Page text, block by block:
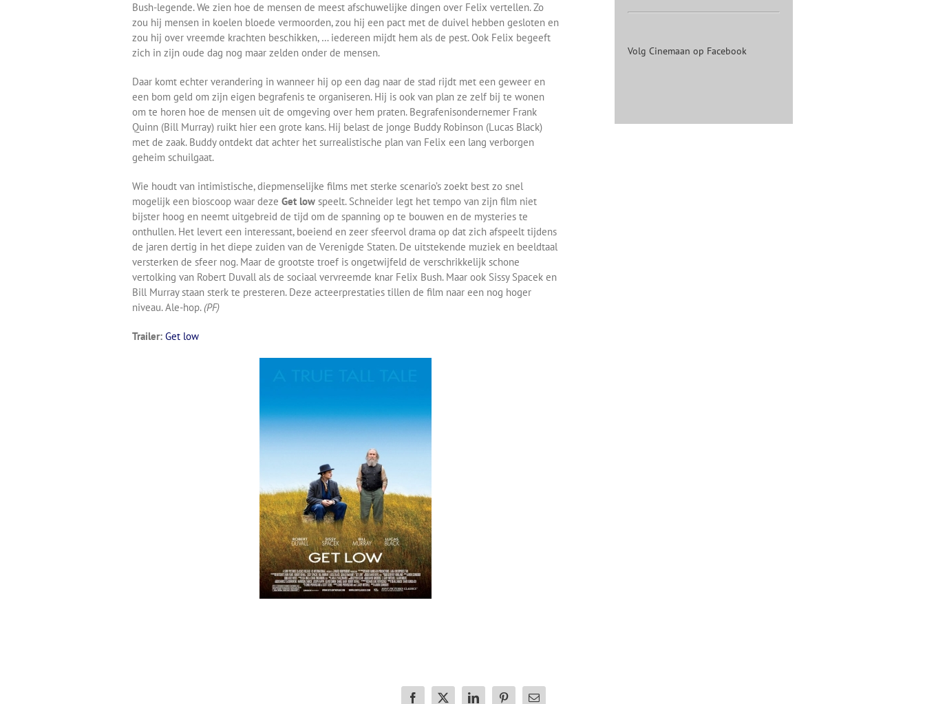
Bush-legende. We zien hoe de mensen de meest afschuwelijke dingen over Felix vertellen. Zo
zou hij mensen in koelen bloede vermoorden, zou hij een pact met de duivel hebben gesloten en
zou hij over vreemde krachten beschikken, … iedereen mijdt hem als de pest. Ook Felix begeeft
zich in zijn oude dag nog maar zelden onder de mensen.
Daar komt echter verandering in wanneer hij op een dag naar de stad rijdt met een geweer en
een bom geld om zijn eigen begrafenis te organiseren. Hij is ook van plan ze zelf bij te wonen
om te horen hoe de mensen uit de omgeving over hem praten. Begrafenisondernemer Frank
Quinn (Bill Murray) ruikt hier een grote kans. Hij belast de jonge Buddy Robinson (Lucas Black)
met de zaak. Buddy ontdekt dat achter het surrealistische plan van Felix een lang verborgen
geheim schuilgaat.
Wie houdt van intimistische, diepmenselijke films met sterke scenario’s zoekt best zo snel
mogelijk een bioscoop waar deze Get low speelt. Schneider legt het tempo van zijn film niet
bijster hoog en neemt uitgebreid de tijd om de spanning op te bouwen en de mysteries te
onthullen. Het levert een interessant, boeiend en zeer sfeervol drama op dat zich afspeelt tijdens
de jaren dertig in het diepe zuiden van de Verenigde Staten. De uitstekende muziek en beeldtaal
versterken de sfeer nog. Maar de grootste troef is ongetwijfeld de verschrikkelijk schone
vertolking van Robert Duvall als de sociaal vervreemde knar Felix Bush. Maar ook Sissy Spacek en
Bill Murray staan sterk te presteren. Deze acteerprestaties tillen de film naar een nog hoger
niveau. Ale-hop. (PF)
Trailer: Get low
Volg Cinemaan op Facebook